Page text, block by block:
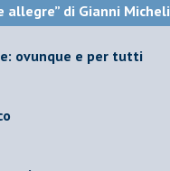
allegre” di Gianni Micheli
ovunque e per tutti